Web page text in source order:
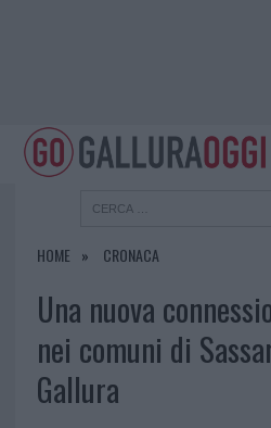
HOME CRONACA
Una nuova
nei comuni di
Gallura